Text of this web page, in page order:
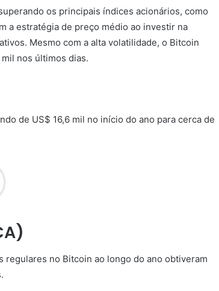
os principais índices acionários, como
a estratégia de preço médio ao investir na
Mesmo com a alta volatilidade, o Bitcoin
nos últimos dias.
de US$ 16,6 mil no início do ano para cerca de
no Bitcoin ao longo do ano obtiveram